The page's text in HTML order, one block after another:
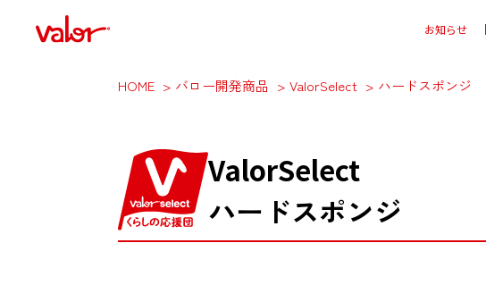
お知らせ
HOME バロー開発商品 ValorSelect ハードスポンジ
ValorSelect
ハードスポンジ